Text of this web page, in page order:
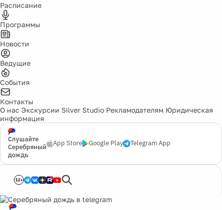
Расписание
Программы
Новости
Ведущие
События
Контакты
О нас Экскурсии Silver Studio Рекламодателям Юридическая
информация
Слушайте
Серебряный
дождь
App Store Google Play Telegram App
12+